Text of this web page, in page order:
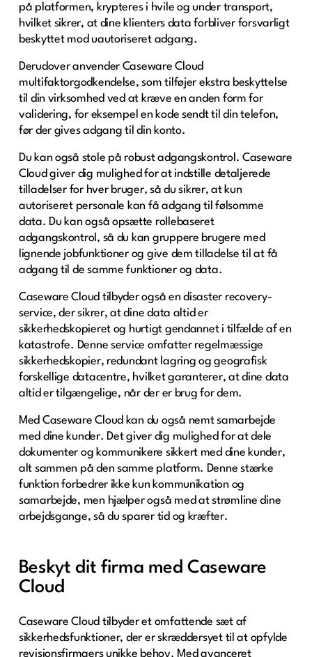
på platformen, krypteres i hvile og under transport,
hvilket sikrer, at dine klienters data forbliver forsvarligt
beskyttet mod uautoriseret adgang.
Derudover anvender Caseware Cloud
multifaktorgodkendelse, som tilføjer ekstra beskyttelse
til din virksomhed ved at kræve en anden form for
validering, for eksempel en kode sendt til din telefon,
før der gives adgang til din konto.
Du kan også stole på robust adgangskontrol. Caseware
Cloud giver dig mulighed for at indstille detaljerede
tilladelser for hver bruger, så du sikrer, at kun
autoriseret personale kan få adgang til følsomme
data. Du kan også opsætte rollebaseret
adgangskontrol, så du kan gruppere brugere med
lignende jobfunktioner og give dem tilladelse til at få
adgang til de samme funktioner og data.
Caseware Cloud tilbyder også en disaster recovery-
service, der sikrer, at dine data altid er
sikkerhedskopieret og hurtigt gendannet i tilfælde af en
katastrofe. Denne service omfatter regelmæssige
sikkerhedskopier, redundant lagring og geografisk
forskellige datacentre, hvilket garanterer, at dine data
altid er tilgængelige, når der er brug for dem.
Med Caseware Cloud kan du også nemt samarbejde
med dine kunder. Det giver dig mulighed for at dele
dokumenter og kommunikere sikkert med dine kunder,
alt sammen på den samme platform. Denne stærke
funktion forbedrer ikke kun kommunikation og
samarbejde, men hjælper også med at strømline dine
arbejdsgange, så du sparer tid og kræfter.
Beskyt dit firma med Caseware
Cloud
Caseware Cloud tilbyder et omfattende sæt af
sikkerhedsfunktioner, der er skræddersyet til at opfylde
revisionsfirmaers unikke behov. Med avanceret